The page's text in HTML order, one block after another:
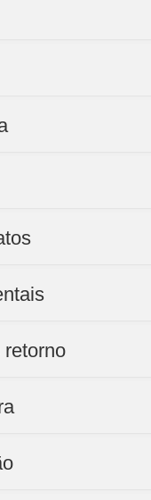
retorno